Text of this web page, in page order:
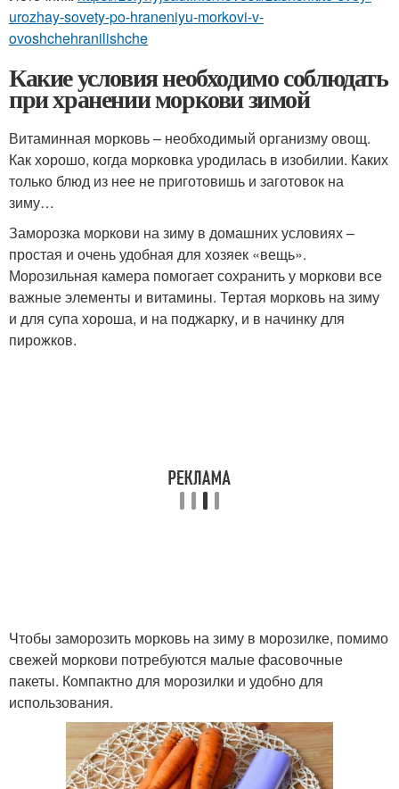
urozhay-sovety-po-hraneniyu-morkovi-v-
ovoshchehranilishche
Какие условия необходимо соблюдать
при хранении моркови зимой
Витаминная морковь – необходимый организму овощ.
Как хорошо, когда морковка уродилась в изобилии. Каких
только блюд из нее не приготовишь и заготовок на
зиму…
Заморозка моркови на зиму в домашних условиях –
простая и очень удобная для хозяек «вещь».
Морозильная камера помогает сохранить у моркови все
важные элементы и витамины. Тертая морковь на зиму
и для супа хороша, и на поджарку, и в начинку для
пирожков.
Чтобы заморозить морковь на зиму в морозилке, помимо
свежей моркови потребуются малые фасовочные
пакеты. Компактно для морозилки и удобно для
использования.